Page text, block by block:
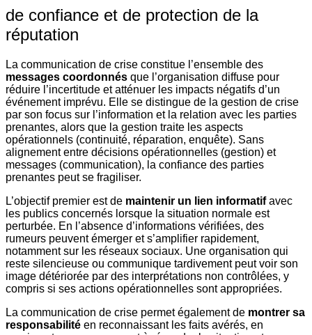
de confiance et de protection de la
réputation
La communication de crise constitue l’ensemble des
messages coordonnés que l’organisation diffuse pour
réduire l’incertitude et atténuer les impacts négatifs d’un
événement imprévu. Elle se distingue de la gestion de crise
par son focus sur l’information et la relation avec les parties
prenantes, alors que la gestion traite les aspects
opérationnels (continuité, réparation, enquête). Sans
alignement entre décisions opérationnelles (gestion) et
messages (communication), la confiance des parties
prenantes peut se fragiliser.
L’objectif premier est de maintenir un lien informatifavec
les publics concernés lorsque la situation normale est
perturbée. En l’absence d’informations vérifiées, des
rumeurs peuvent émerger et s’amplifier rapidement,
notamment sur les réseaux sociaux. Une organisation qui
reste silencieuse ou communique tardivement peut voir son
image détériorée par des interprétations non contrôlées, y
compris si ses actions opérationnelles sont appropriées.
La communication de crise permet également de montrer sa
responsabilité en reconnaissant les faits avérés, en